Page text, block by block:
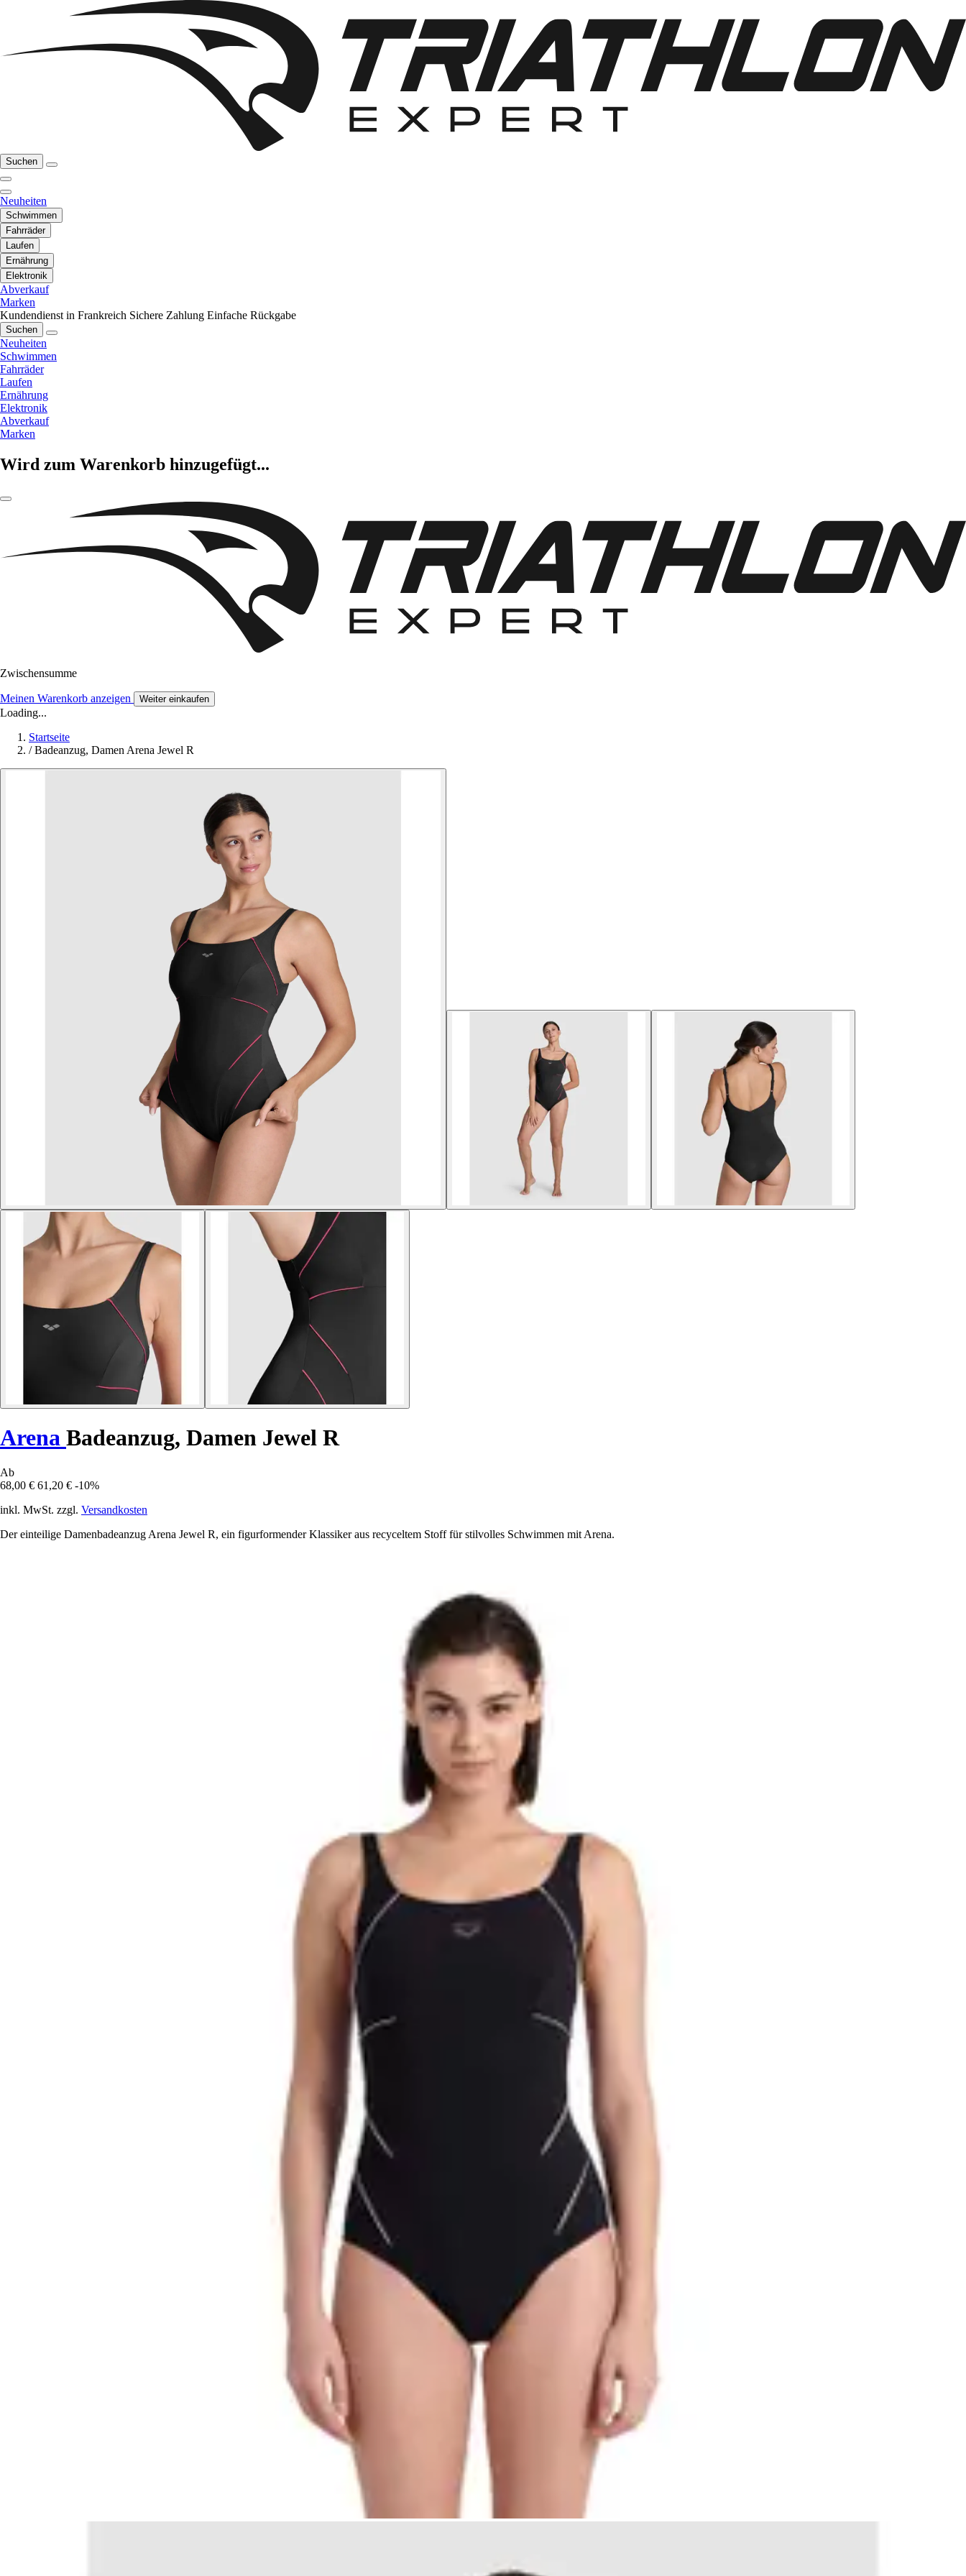
Suchen
Neuheiten
Schwimmen
Fahrräder
Laufen
Ernährung
Elektronik
Abverkauf
Marken
Kundendienst in Frankreich Sichere Zahlung Einfache Rückgabe
Suchen
Neuheiten
Schwimmen
Fahrräder
Laufen
Ernährung
Elektronik
Abverkauf
Marken
Wird zum Warenkorb hinzugefügt...
Zwischensumme
Meinen Warenkorb anzeigen Weiter einkaufen
Loading...
Startseite
/ Badeanzug, Damen Arena Jewel R
Arena Badeanzug, Damen Jewel R
Ab
68,00 € 61,20 € -10%
inkl. MwSt. zzgl. Versandkosten
Der einteilige Damenbadeanzug Arena Jewel R, ein figurformender Klassiker aus recyceltem Stoff für stilvolles Schwimmen mit Arena.